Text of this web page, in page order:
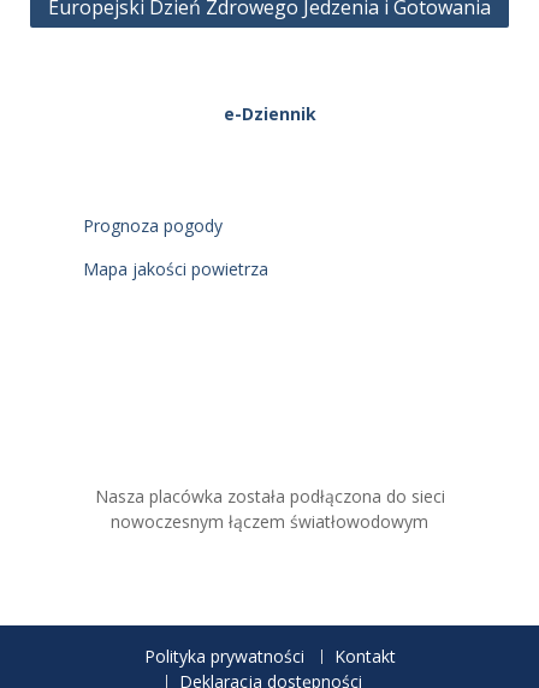
Europejski Dzień Zdrowego Jedzenia i Gotowania
e-Dziennik
Prognoza pogody
Mapa jakości powietrza
Nasza placówka została podłączona do sieci
nowoczesnym łączem światłowodowym
Polityka prywatności
Kontakt
Deklaracja dostępności